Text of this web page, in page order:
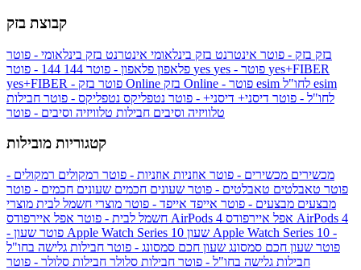
קבוצת בזק
בזק בזק - פוטר אינטרנט בזק בינלאומי אינטרנט בזק בינלאומי - פוטר
פלאפון פלאפון - פוטר 144 yes
yes+FIBER
yes+FIBER - פוטר בזק Online
esim
לחו"ל - פוטר דיסני+ דיסני+ - פוטר נטפליקס נטפליקס - פוטר חבילות
טלוויזיה וסיבים חבילות טלוויזיה וסיבים - פוטר
קטגוריות מובילות
מכשירים מכשירים - פוטר אוזניות אוזניות - פוטר רמקולים רמקולים -
פוטר טאבלטים טאבלטים - פוטר שעונים חכמים שעונים חכמים - פוטר
מבצעים מבצעים - פוטר אייפד אייפד - פוטר מוצרי חשמל לבית מוצרי
חשמל לבית - פוטר אפל איירפודס AirPods 4 אפל איירפודס AirPods 4
- פוטר שעון Apple Watch Series 10 שעון Apple Watch Series 10 -
פוטר שעון חכם סמסונג שעון חכם סמסונג - פוטר חבילות גלישה בחו"ל
חבילות גלישה בחו"ל - פוטר חבילות סלולר חבילות סלולר - פוטר